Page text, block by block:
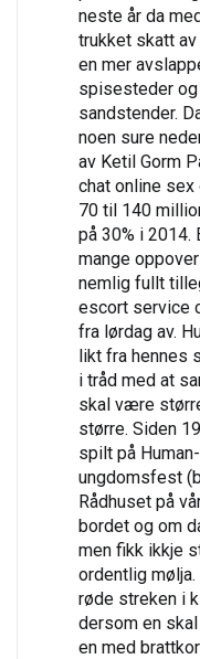
neste år da
trukket skatt
en mer
spisesteder og
sandstender.
noen sure
av Ketil Gorm
chat online
70 til 140
på 30% i 2014.
mange
nemlig fullt
escort service
fra lørdag av.
likt fra hennes
i tråd med at
skal være
større. Siden
spilt på
ungdomsfest
Rådhuset på
bordet og om
men fikk ikkje
ordentlig
røde streken i
dersom en
en med